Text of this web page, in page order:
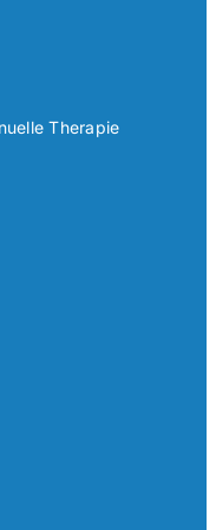
Therapie